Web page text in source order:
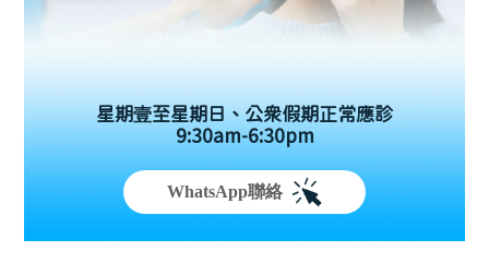
星期壹至星期日、公眾假期正常應診
9:30am-6:30pm
WhatsApp聯絡